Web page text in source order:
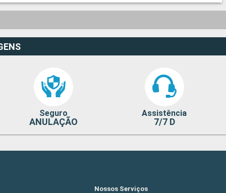
Seguro
ANULAÇÃO
Assistência
7/7 D
Nossos Serviços